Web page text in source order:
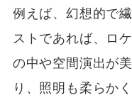
例えば、幻想的で
ストであれば、ロ
の中や空間演出が
り、照明も柔らか